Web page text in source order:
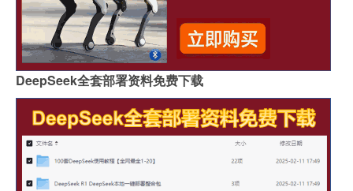
DeepSeek全套部署资料免费下载